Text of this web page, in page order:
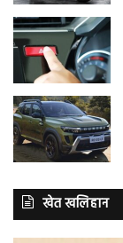
खेत खलिहान